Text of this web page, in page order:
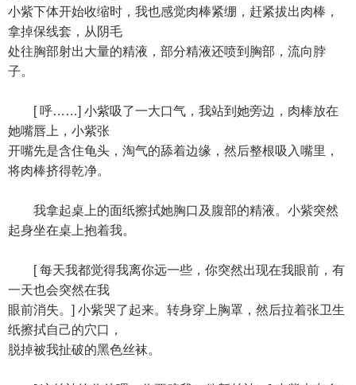
小紫下体开始收缩时，我也感觉肉棒紧绷，赶紧拔出肉棒，
拿掉保线套，从阴毛
处往胸部射出大量的精液，部分精液还喷到胸部，流向脖
子。
[ 呼……] 小紫吸了一大口气，我站到她旁边，肉棒放在
她嘴唇上，小紫张
开嘴先是含住龟头，淘气的舔着边缘，然后整根吸入嘴里，
将肉棒挤得乾净。
我拿起桌上的面纸擦拭她胸口及腹部的精液。小紫突然
起身坐在桌上抱着我。
[ 每天我都觉得我离你远一些，你突然出现在我眼前，有
一天也会突然在我
眼前消失。] 小紫哭了起来。转身穿上胸罩，然后拉着张卫生
纸擦拭自己的穴口，
脱掉被我扯破的黑色丝袜。